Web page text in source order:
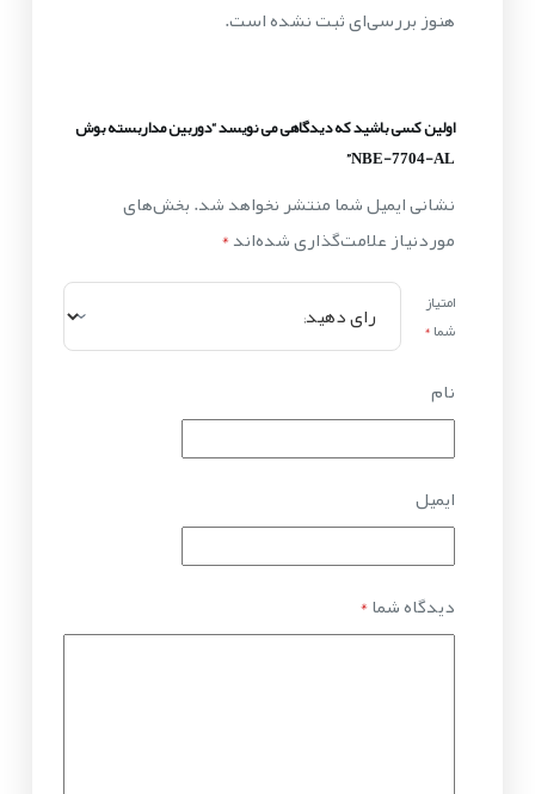
هنوز بررسی‌ای ثبت نشده است.
اولین کسی باشید که دیدگاهی می نویسد “دوربین مداربسته بوش
NBE-7704-AL”
نشانی ایمیل شما منتشر نخواهد شد.بخش‌های
موردنیاز علامت‌گذاری شده‌اند*
امتیاز
شما*
نام
ایمیل
دیدگاه شما*